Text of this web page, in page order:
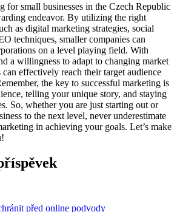
for small businesses in the Czech Republic
endeavor. By utilizing the right
as digital marketing strategies, social
techniques, smaller companies can
on a level playing field. With
a willingness to adapt to changing market
can effectively reach their target audience
the key to successful marketing is
telling your unique story, and staying
So, whether you are just starting out or
to the next level, never underestimate
in achieving your goals. Let’s make
před online podvody